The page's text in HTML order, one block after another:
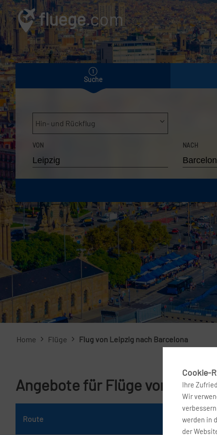
fluege.com
Suche
Hin- und Rückflug
VON NACH
Home Flüge Flug von Leipzig nach Barcelona
Angebote für Flüge von
Route
Cookie-
Ihre
Wir
werden in
der